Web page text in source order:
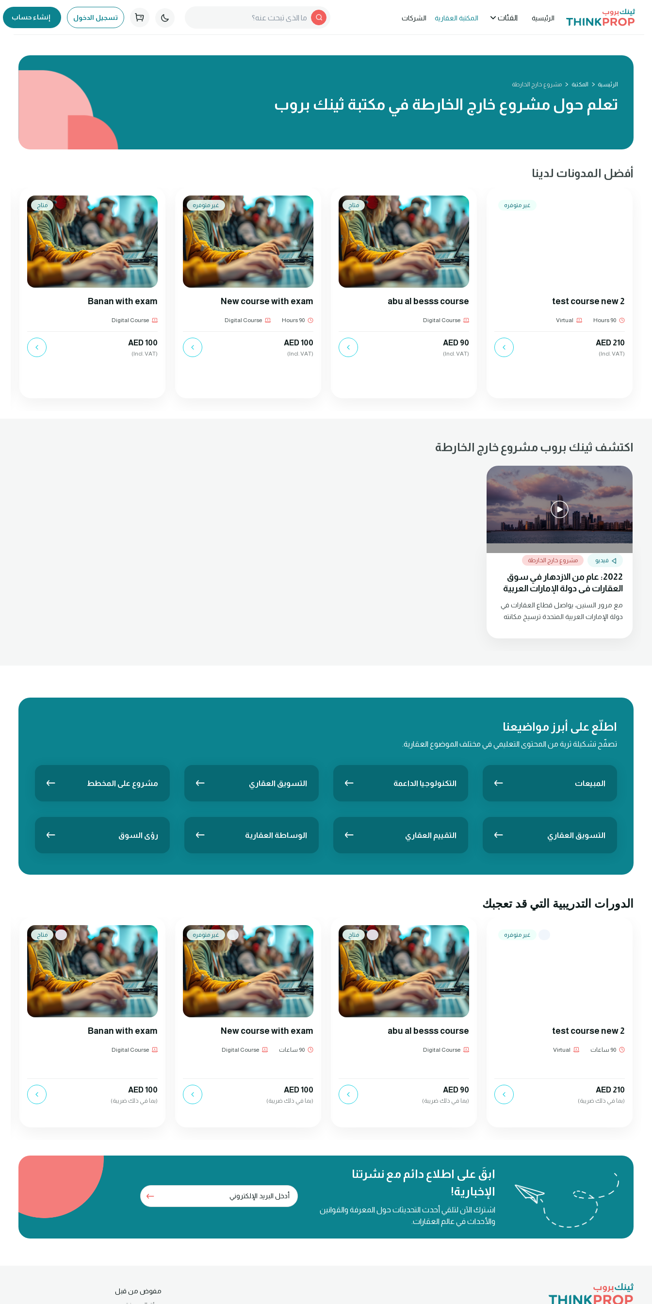
الرئيسية الفئات المكتبة العقارية الشركات تسجيل الدخول إنشاء حساب
الرئيسية المكتبة مشروع خارج الخارطة
تعلم حول مشروع خارج الخارطة في مكتبة ثينك بروب
أفضل المدونات لدينا
غير متوفره
test course new 2
90 Hours
Virtual
AED 210
(Incl. VAT)
متاح
abu al besss course
Digital Course
AED 90
(Incl. VAT)
غير متوفره
New course with exam
90 Hours
Digital Course
AED 100
(Incl. VAT)
متاح
Banan with exam
Digital Course
AED 100
(Incl. VAT)
اكتشف ثينك بروب مشروع خارج الخارطة
فيديو مشروع خارج الخارطة
2022: عام من الازدهار في سوق
العقارات في دولة الإمارات العربية
المتحدة
مع مرور السنين، يواصل قطاع العقارات في
دولة الإمارات العربية المتحدة ترسيخ مكانته
التطعيم المكثفة التي ساعدت على الإسراع في
كورونا.
اطلّع على أبرز مواضيعنا
تصفّح تشكيلة ثرية من المحتوى التعليمي في مختلف الموضوع العقارية.
المبيعات التكنولوجيا الداعمة التسويق العقاري مشروع على المخطط
التسويق العقاري التقييم العقاري الوساطة العقارية رؤى السوق
الدورات التدريبية التي قد تعجبك
غير متوفره
test course new 2
90 ساعات Virtual
AED 210
(بما في ذلك ضريبة)
متاح
abu al besss course
Digital Course
AED 90
(بما في ذلك ضريبة)
غير متوفره
New course with exam
90 ساعات Digital Course
AED 100
(بما في ذلك ضريبة)
متاح
Banan with exam
Digital Course
AED 100
(بما في ذلك ضريبة)
ابقَ على اطلاع دائم مع نشرتنا
الإخبارية!
اشترك الآن لتلقي أحدث التحديثات حول المعرفة والقوانين
والأحداث في عالم العقارات.
مفوض من قبل